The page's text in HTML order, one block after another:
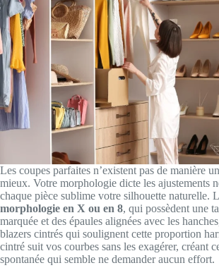
Les coupes parfaites n’existent pas de manière
mieux. Votre morphologie dicte les ajustements
chaque pièce sublime votre silhouette naturelle.
morphologie en X ou en 8, qui possèdent une
marquée et des épaules alignées avec les
blazers cintrés qui soulignent cette proportion
cintré suit vos courbes sans les exagérer, créant
spontanée qui semble ne demander aucun effort.